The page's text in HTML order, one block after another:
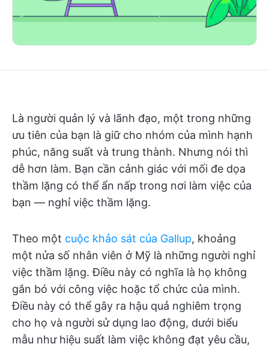
Là người quản lý và lãnh đạo, một trong những
ưu tiên của bạn là giữ cho nhóm của mình hạnh
phúc, năng suất và trung thành. Nhưng nói thì
dễ hơn làm. Bạn cần cảnh giác với mối đe dọa
thầm lặng có thể ẩn nấp trong nơi làm việc của
bạn — nghỉ việc thầm lặng.
Theo một cuộc khảo sát của Gallup, khoảng
một nửa số nhân viên ở Mỹ là những người nghỉ
việc thầm lặng. Điều này có nghĩa là họ không
gắn bó với công việc hoặc tổ chức của mình.
Điều này có thể gây ra hậu quả nghiêm trọng
cho họ và người sử dụng lao động, dưới biểu
mẫu như hiệu suất làm việc không đạt yêu cầu,